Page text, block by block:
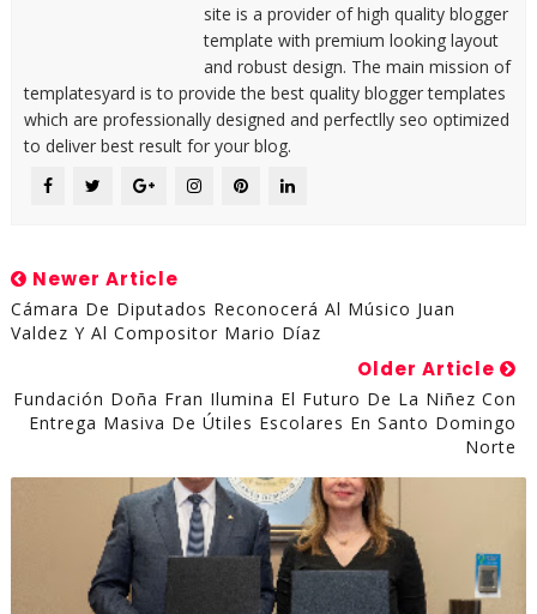
site is a provider of high quality blogger
template with premium looking layout
and robust design. The main mission of
templatesyard is to provide the best quality blogger templates
which are professionally designed and perfectlly seo optimized
to deliver best result for your blog.
Newer Article
Cámara De Diputados Reconocerá Al Músico Juan
Valdez Y Al Compositor Mario Díaz
Older Article
Fundación Doña Fran Ilumina El Futuro De La Niñez Con
Entrega Masiva De Útiles Escolares En Santo Domingo
Norte